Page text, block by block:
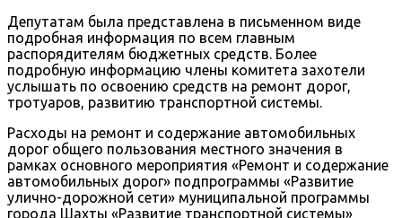
Депутатам была представлена в письменном виде
подробная информация по всем главным
распорядителям бюджетных средств. Более
подробную информацию члены комитета захотели
услышать по освоению средств на ремонт дорог,
тротуаров, развитию транспортной системы.
Расходы на ремонт и содержание автомобильных
дорог общего пользования местного значения в
рамках основного мероприятия «Ремонт и содержание
автомобильных дорог» подпрограммы «Развитие
улично-дорожной сети» муниципальной программы
города Шахты «Развитие транспортной системы»